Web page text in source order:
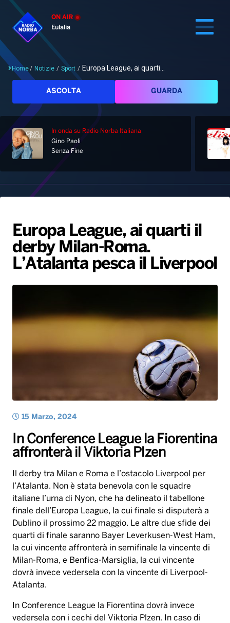
ON AIR
Eulalia
Cerca
Home
Palinsesto
Hit Dance
Giochi&Concorsi
PALATOUR
Notizie
Locali
Musica e Spettacolo
Sport
Leggerissime
Playlist
Generale
Novità
Notiziario
Interviste
Speciale Astrabilia 2026
Gallery
Radio Norba News TV
Voce al Bari
Gallery
Home/ Notizie / Sport / Europa League, ai quarti...
ASCOLTA GUARDA
In onda su Radio Norba Italiana
Gino Paoli
Senza Fine
Europa League, ai quarti il
derby Milan-Roma.
L’Atalanta pesca il Liverpool
15 Marzo, 2024
In Conference League la Fiorentina
affronterà il Viktoria Plzen
Il derby tra Milan e Roma e l’ostacolo Liverpool per
l’Atalanta. Non è stata benevola con le squadre
italiane l’urna di Nyon, che ha delineato il tabellone
finale dell’Europa League, la cui finale si disputerà a
Dublino il prossimo 22 maggio. Le altre due sfide dei
quarti di finale saranno Bayer Leverkusen-West Ham,
la cui vincente affronterà in semifinale la vincente di
Milan-Roma, e Benfica-Marsiglia, la cui vincente
dovrà invece vedersela con la vincente di Liverpool-
Atalanta.
In Conference League la Fiorentina dovrà invece
vedersela con i cechi del Viktoria Plzen. In caso di